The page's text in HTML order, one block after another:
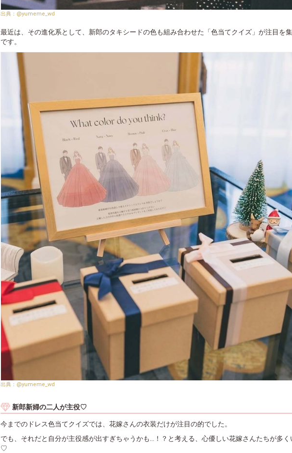
@yumeme_wd
最近は、その進化系として、新郎のタキシードの色も組み合わせた「色当てクイズ」が注目を
です。
@yumeme_wd
新郎新婦の二人が主役♡
今までのドレス色当てクイズでは、花嫁さんの衣装だけが注目の的でした。
でも、それだと自分が主役感が出すぎちゃうかも...！？と考える、心優しい花嫁さんたちが多く
♡